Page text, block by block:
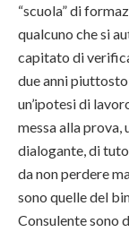
“scuola” di
qualcuno che si
capitato di
due anni
un’ipotesi di
messa alla prova,
dialogante, di
da non perdere
sono quelle del
Consulente sono